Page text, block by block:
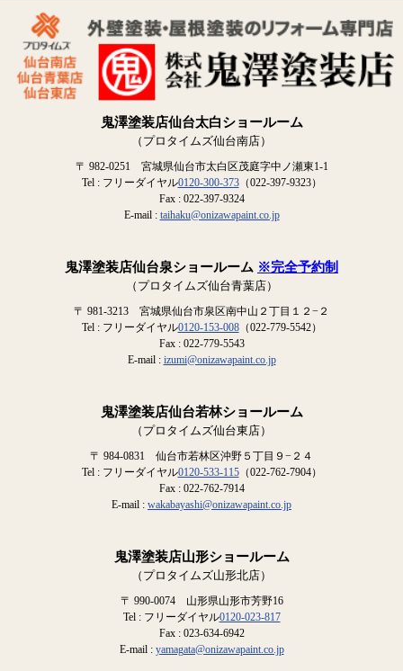
鬼澤塗装店仙台太白ショールーム
（プロタイムズ仙台南店）
〒 982-0251 宮城県仙台市太白区茂庭字中ノ瀬東1-1
Tel : フリーダイヤル0120-300-373（022-397-9323）
Fax : 022-397-9324
E-mail : taihaku@onizawapaint.co.jp
鬼澤塗装店仙台泉ショールーム ※完全予約制
（プロタイムズ仙台青葉店）
〒 981-3213 宮城県仙台市泉区南中山２丁目１２−２
Tel : フリーダイヤル0120-153-008（022-779-5542）
Fax : 022-779-5543
E-mail : izumi@onizawapaint.co.jp
鬼澤塗装店仙台若林ショールーム
（プロタイムズ仙台東店）
〒 984-0831 仙台市若林区沖野５丁目９−２４
Tel : フリーダイヤル0120-533-115（022-762-7904）
Fax : 022-762-7914
E-mail : wakabayashi@onizawapaint.co.jp
鬼澤塗装店山形ショールーム
（プロタイムズ山形北店）
〒 990-0074 山形県山形市芳野16
Tel : フリーダイヤル0120-023-817
Fax : 023-634-6942
E-mail : yamagata@onizawapaint.co.jp